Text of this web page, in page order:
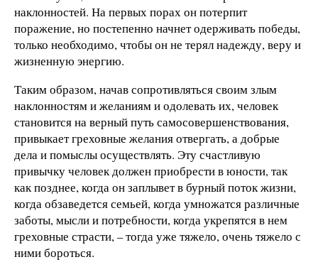
наклонностей. На первых порах он потерпит
поражение, но постепенно начнет одерживать победы,
только необходимо, чтобы он не терял надежду, веру и
жизненную энергию.
Таким образом, начав сопротивляться своим злым
наклонностям и желаниям и одолевать их, человек
становится на верный путь самосовершенствования,
привыкает греховные желания отвергать, а добрые
дела и помыслы осуществлять. Эту счастливую
привычку человек должен приобрести в юности, так
как позднее, когда он заплывет в бурный поток жизни,
когда обзаведется семьей, когда умножатся различные
заботы, мысли и потребности, когда укрепятся в нем
греховные страсти, – тогда уже тяжело, очень тяжело с
ними бороться.